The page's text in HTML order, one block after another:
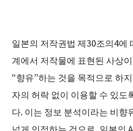
일본의 저작권법 제30조의4에
계에서 저작물에 표현된 사상
“향유”하는 것을 목적으로 하
자의 허락 없이 이용할 수 있도
다. 이는 정보 분석이라는 비향